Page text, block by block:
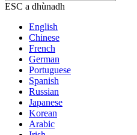
ESC a dhùnadh
English
Chinese
French
German
Portuguese
Spanish
Russian
Japanese
Korean
Arabic